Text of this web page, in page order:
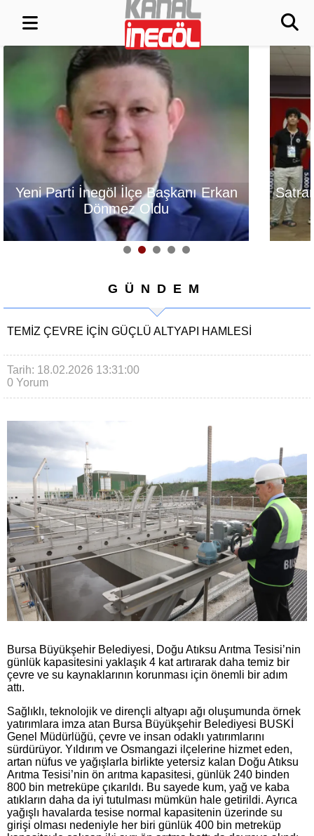
Parti İnegöl İlçe Başkanı Erkan
Dönmez Oldu
GÜNDEM
TEMIZ ÇEVRE IÇIN GÜÇLÜ ALTYAPI HAMLESI
Tarih: 18.02.2026 13:31:00
0 Yorum
Bursa Büyükşehir Belediyesi, Doğu Atıksu Arıtma Tesisi’nin
günlük kapasitesini yaklaşık 4 kat artırarak daha temiz bir
çevre ve su kaynaklarının korunması için önemli bir adım
attı.
Sağlıklı, teknolojik ve dirençli altyapı ağı oluşumunda örnek
yatırımlara imza atan Bursa Büyükşehir Belediyesi BUSKİ
Genel Müdürlüğü, çevre ve insan odaklı yatırımlarını
sürdürüyor. Yıldırım ve Osmangazi ilçelerine hizmet eden,
artan nüfus ve yağışlarla birlikte yetersiz kalan Doğu Atıksu
Arıtma Tesisi’nin ön arıtma kapasitesi, günlük 240 binden
800 bin metreküpe çıkarıldı. Bu sayede kum, yağ ve kaba
atıkların daha da iyi tutulması mümkün hale getirildi. Ayrıca
yağışlı havalarda tesise normal kapasitenin üzerinde su
girişi olması nedeniyle her biri günlük 400 bin metreküp